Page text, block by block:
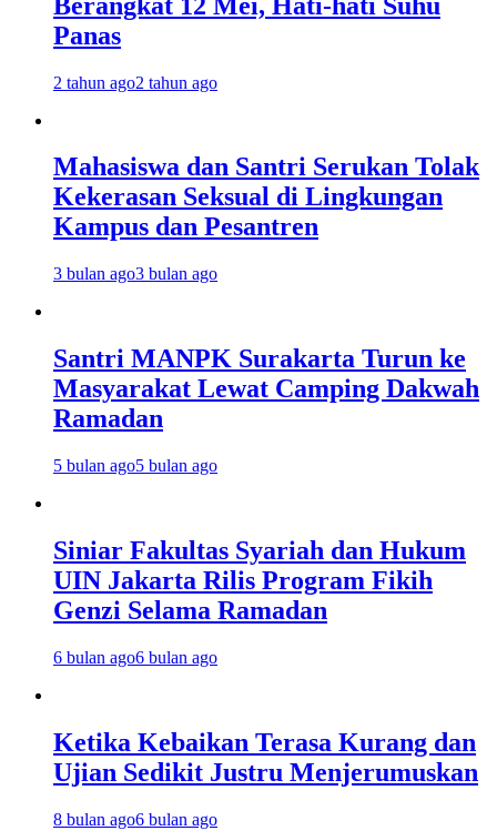
Panas
2 tahun ago2 tahun ago
Mahasiswa dan Santri Serukan Tolak
Kekerasan Seksual di Lingkungan
Kampus dan Pesantren
3 bulan ago3 bulan ago
Santri MANPK Surakarta Turun ke
Masyarakat Lewat Camping Dakwah
Ramadan
5 bulan ago5 bulan ago
Siniar Fakultas Syariah dan Hukum
UIN Jakarta Rilis Program Fikih
Genzi Selama Ramadan
6 bulan ago6 bulan ago
Ketika Kebaikan Terasa Kurang dan
Ujian Sedikit Justru Menjerumuskan
8 bulan ago6 bulan ago